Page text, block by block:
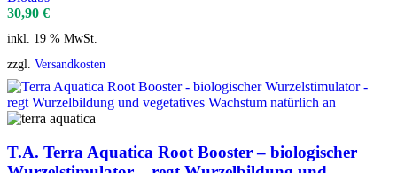
30,90 €
inkl. 19 % MwSt.
zzgl. Versandkosten
T.A. Terra Aquatica Root Booster – biologischer